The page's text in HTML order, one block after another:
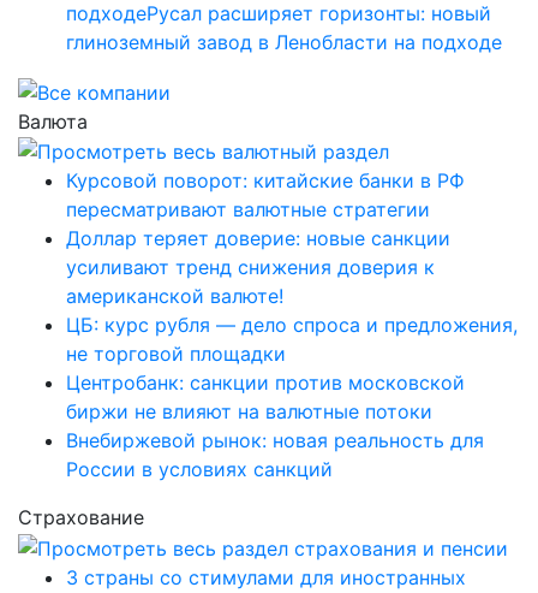
подходеРусал расширяет горизонты: новый
глиноземный завод в Ленобласти на подходе
Валюта
Курсовой поворот: китайские банки в РФ
пересматривают валютные стратегии
Доллар теряет доверие: новые санкции
усиливают тренд снижения доверия к
американской валюте!
ЦБ: курс рубля — дело спроса и предложения,
не торговой площадки
Центробанк: санкции против московской
биржи не влияют на валютные потоки
Внебиржевой рынок: новая реальность для
России в условиях санкций
Страхование
3 страны со стимулами для иностранных